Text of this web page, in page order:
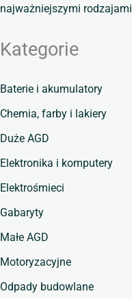
najważniejszymi rodzajami
Kategorie
Baterie i akumulatory
Chemia, farby i lakiery
Duże AGD
Elektronika i komputery
Elektrośmieci
Gabaryty
Małe AGD
Motoryzacyjne
Odpady budowlane